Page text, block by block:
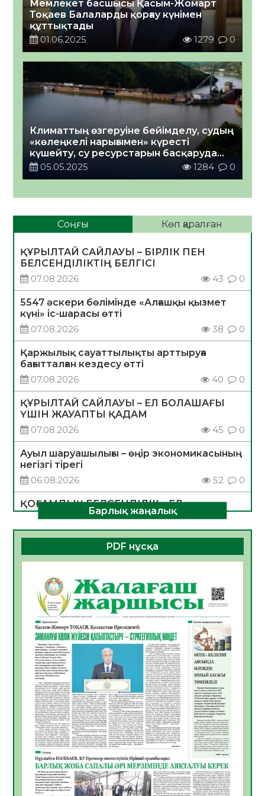
Мемлекет басшысы Қасым-Жомарт
Тоқаев Балаларды қорғау күнімен
құттықтады
01.06.2025
1279 0
Климаттың өзгеруіне бейімделу, судың
«көлеңкелі нарығымен» күресті
күшейту, су ресурстарын басқаруда
қоғамдық бақылау: Жаңа Су
05.05.2025 1284 0
Соңғы Көп қаралған
ҚҰРЫЛТАЙ САЙЛАУЫ – БІРЛІК ПЕН
БЕЛСЕНДІЛІКТІҢ БЕЛГІСІ
07.08.2026
43 0
5547 әскери бөлімінде «Алғашқы қызмет
күні» іс-шарасы өтті
07.08.2026
38 0
Қаржылық сауаттылықты арттыруға
бағытталған кездесу өтті
07.08.2026
40 0
ҚҰРЫЛТАЙ САЙЛАУЫ – ЕЛ БОЛАШАҒЫ
ҮШІН ЖАУАПТЫ ҚАДАМ
07.08.2026
45 0
Ауыл шаруашылығы – өңір экономикасының
негізгі тірегі
06.08.2026
52 0
ҚОҒАМДЫҚ БЕЛСЕНДІЛІК – ЕЛ
ДАМУЫНЫҢ НЕГІЗІ
06.08.2026
50 0
ҚҰРЫЛТАЙ САЙЛАУЫ – БОЛАШАҚҚА
БАСТАР ЖАУАПТЫ ТАҢДАУ
06.08.2026
Инфекциялық ауруларға қарсы иммундау
жұмыстарының тиімділігі
06.08.2026
54
Көкжөтел ауруы туралы
06.08.2026
52
АПВ вакцинасы туралы мәлімет
06.08.2026
51
Open Air: Қызылорда облысы полиция
департаменті 20 мыңнан астам
көрерменнің қауіпсіздігін қамтамасыз етті
06.08.2026
63
Барлық жаңалық
PDF нұсқа